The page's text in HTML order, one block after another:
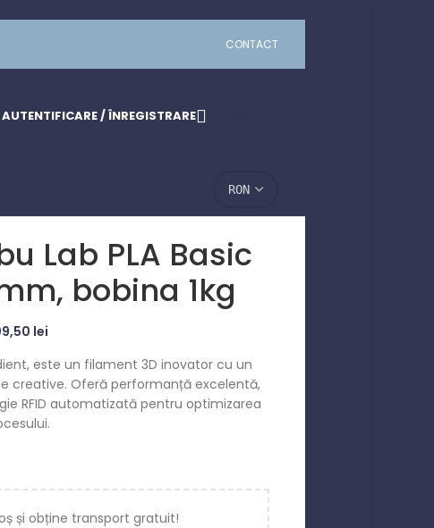
CONTACT
AUTENTIFICARE / ÎNREGISTRARE
Lab PLA Basic
bobina 1kg
lei
este un filament 3D inovator cu un
creative. Oferă performanță excelentă,
RFID automatizată pentru optimizarea
și obține transport gratuit!